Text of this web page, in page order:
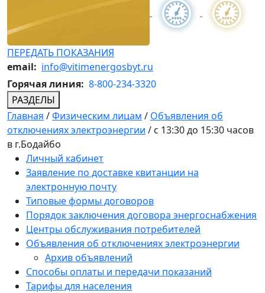
ПЕРЕДАТЬ ПОКАЗАНИЯ
email: info@vitimenergosbyt.ru
Горячая линия: 8-800-234-3320
РАЗДЕЛЫ
Главная /Физическим лицам / Объявления об
отключениях электроэнергии / с 13:30 до 15:30 часов
в г.Бодайбо
Личный кабинет
Заявление по доставке квитанции на
электронную почту
Типовые формы договоров
Порядок заключения договора энергоснабжения
Центры обслуживания потребителей
Объявления об отключениях электроэнергии
Архив объявлений
Способы оплаты и передачи показаний
Тарифы для населения